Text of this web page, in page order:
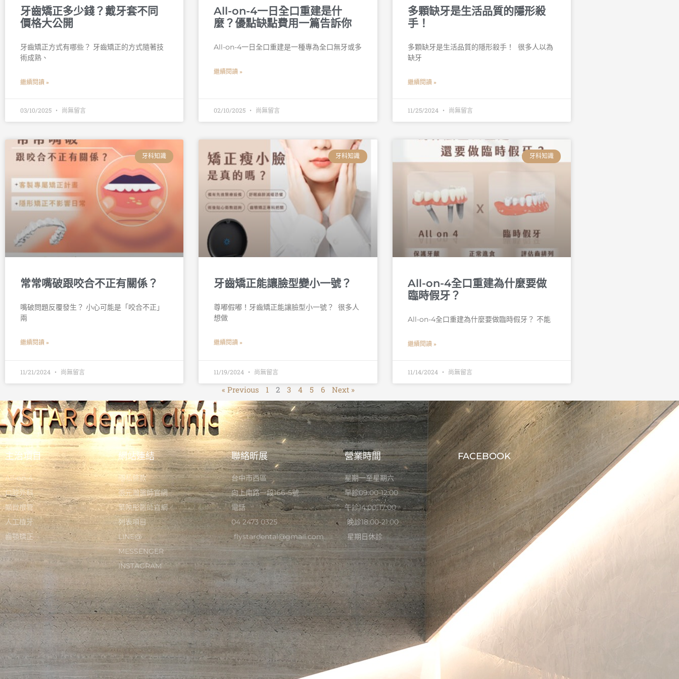
牙齒矯正多少錢？戴牙套不同
價格大公開
牙齒矯正方式有哪些？ 牙齒矯正的方式隨著技
術成熟、
繼續閱讀 »
03/10/2025 尚無留言
All-on-4一日全口重建是什
麼？優點缺點費用一篇告訴你
All-on-4一日全口重建是一種專為全口無牙或多
繼續閱讀 »
02/10/2025 尚無留言
多顆缺牙是生活品質的隱形殺
手！
多顆缺牙是生活品質的隱形殺手！ 󠀠 很多人以為
缺牙
繼續閱讀 »
11/25/2024 尚無留言
牙科知識
常常嘴破跟咬合不正有關係？
嘴破問題反覆發生？ 小心可能是「咬合不正」 󠀠
兩
繼續閱讀 »
11/21/2024 尚無留言
牙科知識
牙齒矯正能讓臉型變小一號？
尊嘟假嘟！牙齒矯正能讓臉型小一號？ 󠀠 很多人
想做
繼續閱讀 »
11/19/2024 尚無留言
牙科知識
All-on-4全口重建為什麼要做
臨時假牙？
All-on-4全口重建為什麼要做臨時假牙？ 不能
繼續閱讀 »
11/14/2024 尚無留言
« Previous 1 2 3 4 5 6 Next »
主治項目
All-on-4
口腔外科
顯微根管
人工植牙
齒顎矯正
網站連結
隱私條款
張元瀚醫師官網
葉映彤醫師官網
列表項目
LINE@
MESSENGER
INSTAGRAM
聯絡昕展
台中市西區
向上南路一段166-5號
電話
04 2473 0325
flystardental@gmail.com
營業時間
星期一至星期六
早診09:00-12:00
午診14:00-17:00
晚診18:00-21:00
星期日休診
FACEBOOK